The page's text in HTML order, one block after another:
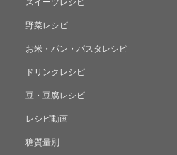
スイーツレシピ
野菜レシピ
お米・パン・パスタレシピ
ドリンクレシピ
豆・豆腐レシピ
レシピ動画
糖質量別